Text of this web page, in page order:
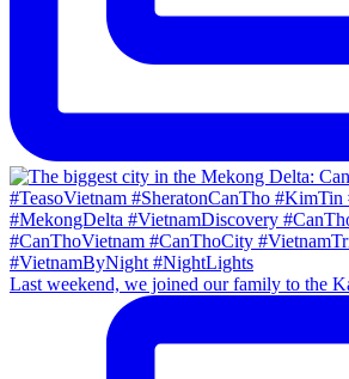
Last weekend, we joined our family to the